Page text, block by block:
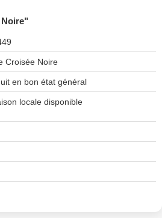
Noire"
Croisée Noire
en bon état général
locale disponible